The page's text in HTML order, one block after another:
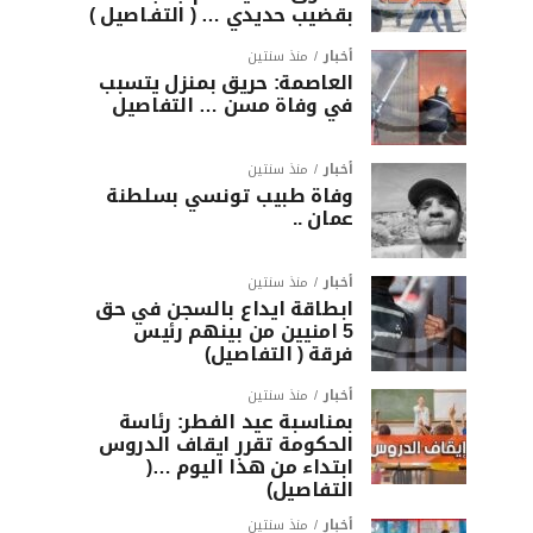
بقضيب حديدي … ( التفـاصيل )
أخبار منذ سنتين
العاصمة: حريق بمنزل يتسبب
في وفاة مسن … التفاصيل
أخبار منذ سنتين
وفاة طبيب تونسي بسلطنة
عمان ..
أخبار منذ سنتين
ابطاقة ايداع بالسجن في حق
5 امنيين من بينهم رئيس
فرقة ( التفاصيل)
أخبار منذ سنتين
بمناسبة عيد الفطر: رئاسة
الحكومة تقرر ايقاف الدروس
ابتداء من هذا اليوم …(
التفاصيل)
أخبار منذ سنتين